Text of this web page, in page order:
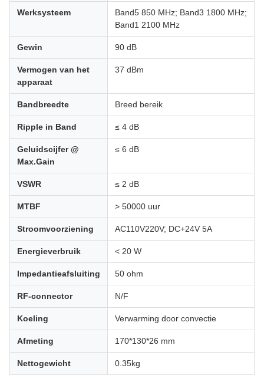
Werksysteem
Band5 850 MHz; Band3 1800 MHz;
Band1 2100 MHz
Gewin 90 dB
Vermogen van het
apparaat
37 dBm
Bandbreedte Breed bereik
Ripple in Band ≤ 4 dB
Geluidscijfer @
Max.Gain
≤ 6 dB
VSWR ≤ 2 dB
MTBF > 50000 uur
Stroomvoorziening AC110V220V; DC+24V 5A
Energieverbruik < 20 W
Impedantieafsluiting 50 ohm
RF-connector N/F
Koeling Verwarming door convectie
Afmeting 170*130*26 mm
Nettogewicht 0.35kg